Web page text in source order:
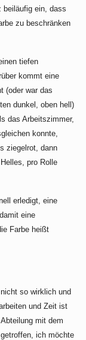
beiläufig ein, dass
zu beschränken
tiefen
kommt eine
(oder war das
dunkel, oben hell)
das Arbeitszimmer,
konnte,
ziegelrot, dann
pro Rolle
erledigt, eine
eine
Farbe heißt
so wirklich und
und Zeit ist
mit dem
ich möchte